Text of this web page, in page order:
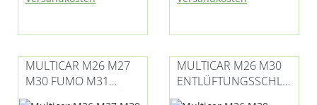
M26.2, M26.4 und
passend für Tremo
501 TDI, 601 TDI,
Carrier und
Citymaster
MULTICAR M26 M27
M30 FUMO M31
TREMO GETRIEBEÖL
MULTICAR M26 M30
ENTLÜFTUNGSSCHLA
UCH